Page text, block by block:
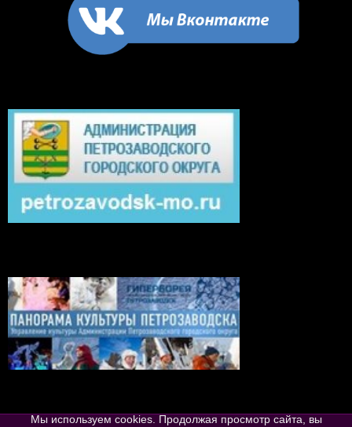
Мы используем cookies. Продолжая просмотр сайта, вы